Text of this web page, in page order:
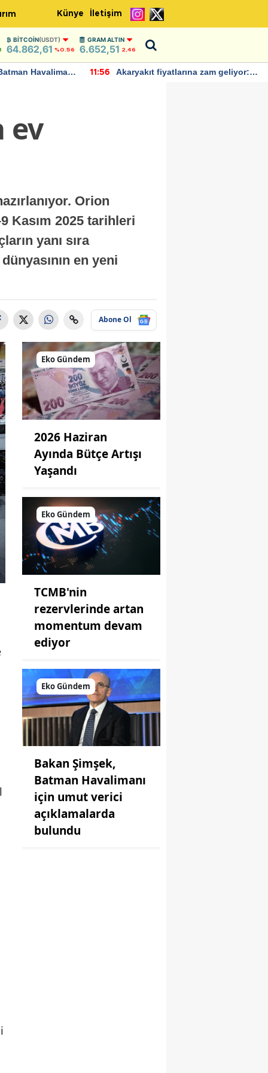
Künye İletişim
BITCOIN(USDT)
64.862,61 %0.56
GRAM ALTIN
6.652,51 2,46
Havalimanı
11:56
Akaryakıt fiyatlarına zam geliyor:
ev
Orion
Kasım 2025 tarihleri
yanı sıra
en yeni
Abone Ol
Eko Gündem
2026 Haziran
Ayında Bütçe Artışı
Yaşandı
Eko Gündem
TCMB'nin
rezervlerinde artan
momentum devam
ediyor
Eko Gündem
Bakan Şimşek,
Batman Havalimanı
için umut verici
açıklamalarda
bulundu